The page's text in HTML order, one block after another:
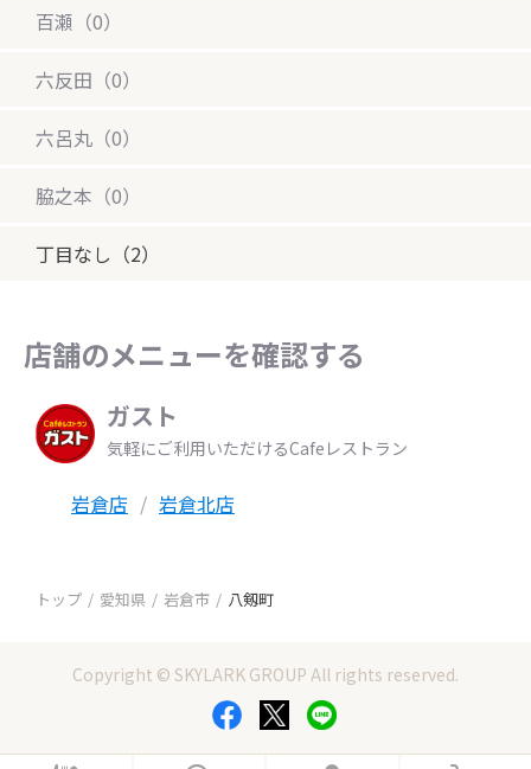
百瀬（0）
六反田（0）
六呂丸（0）
脇之本（0）
丁目なし（2）
店舗のメニューを確認する
ガスト
気軽にご利用いただけるCafeレストラン
岩倉店 岩倉北店
トップ 愛知県 岩倉市 八剱町
Copyright © SKYLARK GROUP All rights reserved.